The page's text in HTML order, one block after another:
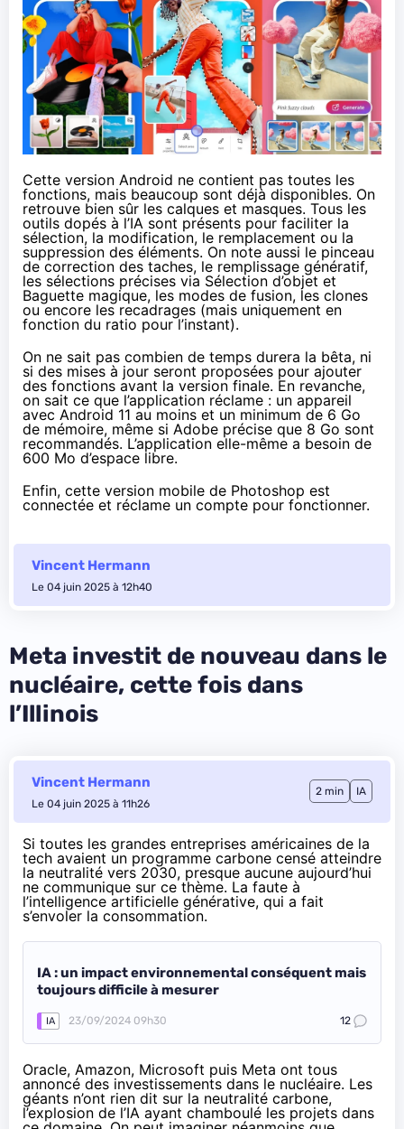
Cette version Android ne contient pas toutes les
fonctions, mais beaucoup sont déjà disponibles. On
retrouve bien sûr les calques et masques. Tous les
outils dopés à l’IA sont présents pour faciliter la
sélection, la modification, le remplacement ou la
suppression des éléments. On note aussi le pinceau
de correction des taches, le remplissage génératif,
les sélections précises via Sélection d’objet et
Baguette magique, les modes de fusion, les clones
ou encore les recadrages (mais uniquement en
fonction du ratio pour l’instant).
On ne sait pas combien de temps durera la bêta, ni
si des mises à jour seront proposées pour ajouter
des fonctions avant la version finale. En revanche,
on sait ce que l’application réclame : un appareil
avec Android 11 au moins et un minimum de 6 Go
de mémoire, même si Adobe précise que 8 Go sont
recommandés. L’application elle-même a besoin de
600 Mo d’espace libre.
Enfin, cette version mobile de Photoshop est
connectée et réclame un compte pour fonctionner.
Vincent Hermann
Le 04 juin 2025 à 12h40
Meta investit de nouveau dans le
nucléaire, cette fois dans
l’Illinois
Vincent Hermann
Le 04 juin 2025 à 11h26
2 min IA
Si toutes les grandes entreprises américaines de la
tech avaient un programme carbone censé atteindre
la neutralité vers 2030, presque aucune aujourd’hui
ne communique sur ce thème. La faute à
l’intelligence artificielle générative, qui a fait
s’envoler la consommation.
IA : un impact environnemental conséquent mais
toujours difficile à mesurer
IA 23/09/2024 09h30 12
Oracle, Amazon, Microsoft puis Meta ont tous
annoncé des investissements dans le nucléaire. Les
géants n’ont rien dit sur la neutralité carbone,
l’explosion de l’IA ayant chamboulé les projets dans